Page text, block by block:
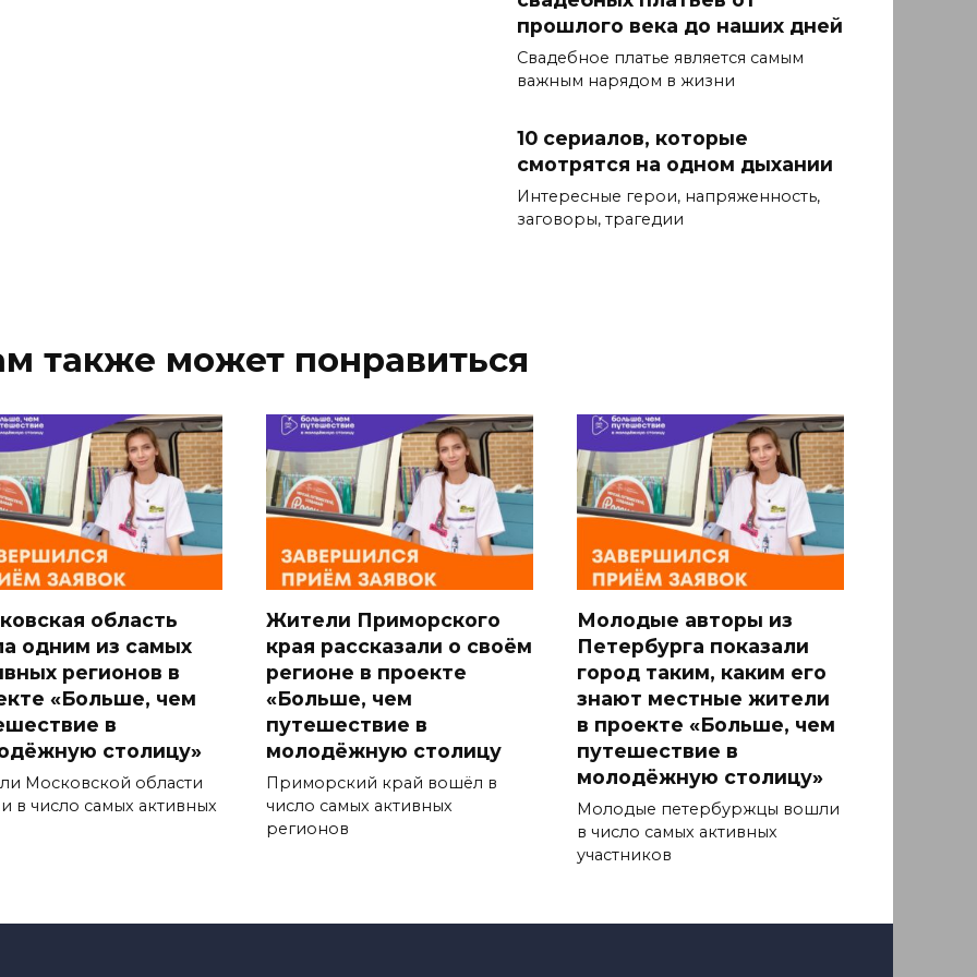
прошлого века до наших дней
Свадебное платье является самым
важным нарядом в жизни
10 сериалов, которые
смотрятся на одном дыхании
Интересные герои, напряженность,
заговоры, трагедии
также может понравиться
область
одним из самых
регионов в
«Больше, чем
в
столицу»
Московской области
в число самых активных
Жители Приморского
края рассказали о своём
регионе в проекте
«Больше, чем
путешествие в
молодёжную столицу
Приморский край вошёл в
число самых активных
регионов
Молодые авторы из
Петербурга показали
город таким, каким его
знают местные жители
в проекте «Больше, чем
путешествие в
молодёжную столицу»
Молодые петербуржцы вошли
в число самых активных
участников